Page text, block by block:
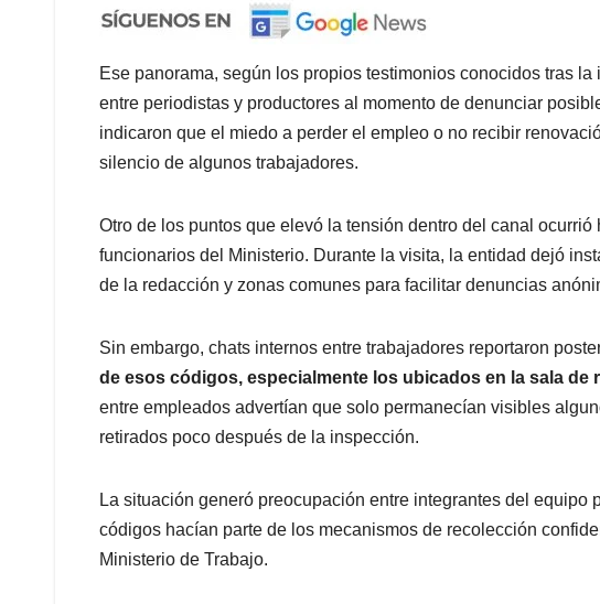
Ese panorama, según los propios testimonios conocidos tras
entre periodistas y productores al momento de denunciar
indicaron que el miedo a perder el empleo o no recibir
silencio de algunos trabajadores.
Otro de los puntos que elevó la tensión dentro del canal
funcionarios del Ministerio. Durante la visita, la entidad dejó
de la redacción y zonas comunes para facilitar denuncias
Sin embargo, chats internos entre trabajadores reportaron
de esos códigos, especialmente los ubicados en la sala de
entre empleados advertían que solo permanecían visibles
retirados poco después de la inspección.
La situación generó preocupación entre integrantes del equipo
códigos hacían parte de los mecanismos de recolección
Ministerio de Trabajo.